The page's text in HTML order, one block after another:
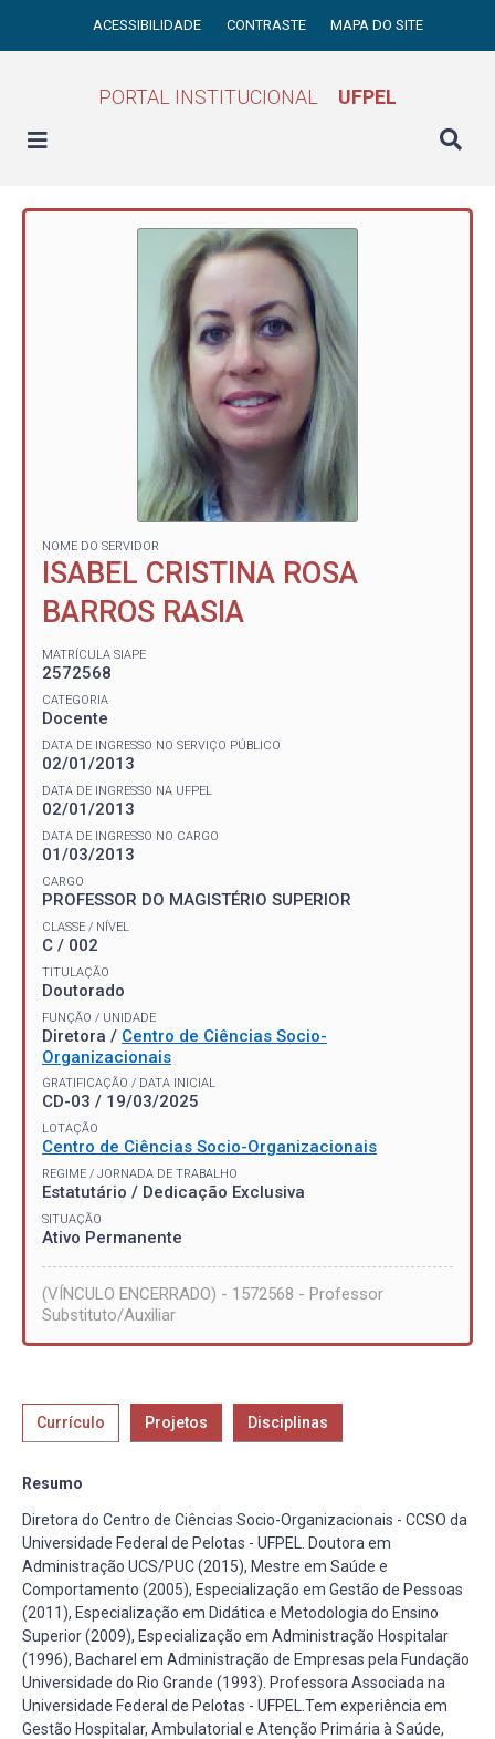
ACESSIBILIDADE CONTRASTE MAPA DO SITE
PORTAL INSTITUCIONAL UFPEL
NOME DO SERVIDOR
ISABEL CRISTINA ROSA
BARROS RASIA
MATRÍCULA SIAPE
2572568
CATEGORIA
Docente
DATA DE INGRESSO NO SERVIÇO PÚBLICO
02/01/2013
DATA DE INGRESSO NA UFPEL
02/01/2013
DATA DE INGRESSO NO CARGO
01/03/2013
CARGO
PROFESSOR DO MAGISTÉRIO SUPERIOR
CLASSE / NÍVEL
C / 002
TITULAÇÃO
Doutorado
FUNÇÃO / UNIDADE
Diretora / Centro de Ciências Socio-
Organizacionais
GRATIFICAÇÃO / DATA INICIAL
CD-03 / 19/03/2025
LOTAÇÃO
Centro de Ciências Socio-Organizacionais
REGIME / JORNADA DE TRABALHO
Estatutário / Dedicação Exclusiva
SITUAÇÃO
Ativo Permanente
(VÍNCULO ENCERRADO) - 1572568 - Professor
Substituto/Auxiliar
Currículo Projetos Disciplinas
Resumo
Diretora do Centro de Ciências Socio-Organizacionais - CCSO da
Universidade Federal de Pelotas - UFPEL. Doutora em
Administração UCS/PUC (2015), Mestre em Saúde e
Comportamento (2005), Especialização em Gestão de Pessoas
(2011), Especialização em Didática e Metodologia do Ensino
Superior (2009), Especialização em Administração Hospitalar
(1996), Bacharel em Administração de Empresas pela Fundação
Universidade do Rio Grande (1993). Professora Associada na
Universidade Federal de Pelotas - UFPEL.Tem experiência em
Gestão Hospitalar, Ambulatorial e Atenção Primária à Saúde,